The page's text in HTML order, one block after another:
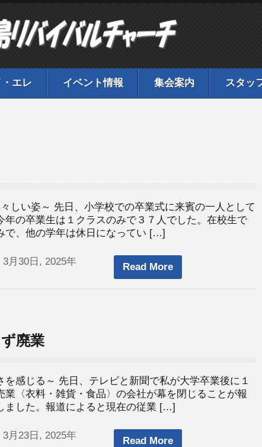
エレ イベント情報 集会案内 スタッ
しい姿～ 先日、小学校での卒業式に来賓の一人として
年の卒業生は１クラスのみで３７人でした。在校生で
で、他の学年は休日になってい […]
3月30日, 2025年 Read More
廃業
を感じる～ 先日、テレビと新聞で私が大学卒業後に１
業〈衣料・雑貨・食品〉の会社が幕を閉じることが報
ました。報道によると現在の従業 […]
3月23日, 2025年 Read More